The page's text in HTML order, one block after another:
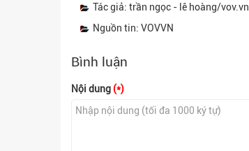
Tác giả: trần ngọc - lê hoàng/vov.vn
Nguồn tin: VOVVN
Bình luận
Nội dung (*)